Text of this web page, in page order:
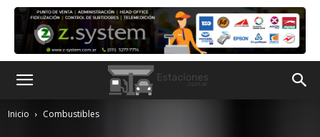
Inicio Combustibles